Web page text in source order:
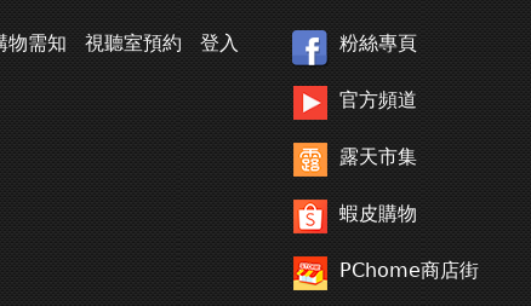
物需知 視聽室預約 登入 粉絲專頁
官方頻道
露天市集
蝦皮購物
PChome商店街